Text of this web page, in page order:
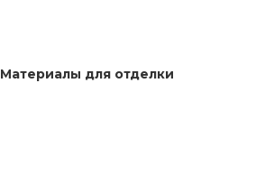
Материалы для отделки